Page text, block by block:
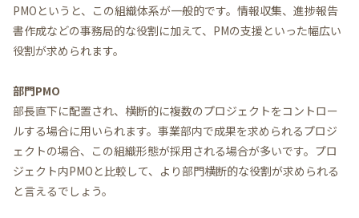
PMOというと、この組織体系が一般的です。情報収集、進捗報告
書作成などの事務局的な役割に加えて、PMの支援といった幅広い
役割が求められます。
部門PMO
部長直下に配置され、横断的に複数のプロジェクトをコントロー
ルする場合に用いられます。事業部内で成果を求められるプロジ
ェクトの場合、この組織形態が採用される場合が多いです。プロ
ジェクト内PMOと比較して、より部門横断的な役割が求められる
と言えるでしょう。